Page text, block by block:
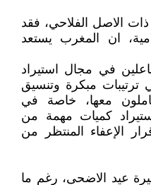
ذات الاصل الفلاحي، فقد
ان المغرب يستعد
في مجال استيراد
ترتيبات مبكرة وتنسيق
معها، خاصة في
كميات مهمة من
الإعفاء المنتظر من
عيد الاضحى، رغم ما